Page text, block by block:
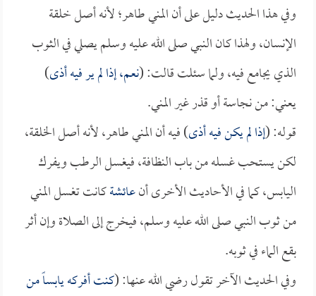
وفي هذا الحديث دليل على أن المني طاهر؛ لأنه أصل خلقة
الإنسان، ولهذا كان النبي صلى الله عليه وسلم يصلي في الثوب
الذي يجامع فيه، ولما سئلت قالت: (نعم، إذا لم ير فيه أذى)
يعني: من نجاسة أو قذر غير المني.
قوله: (إذا لم يكن فيه أذى) فيه أن المني طاهر، لأنه أصل الخلقة،
لكن يستحب غسله من باب النظافة، فيغسل الرطب ويفرك
اليابس، كما في الأحاديث الأخرى أنعائشةكانت تغسل المني
من ثوب النبي صلى الله عليه وسلم، فيخرج إلى الصلاة وإن أثر
بقع الماء في ثوبه.
وفي الحديث الآخر تقول رضي الله عنها: (كنت أفركه يابساً من